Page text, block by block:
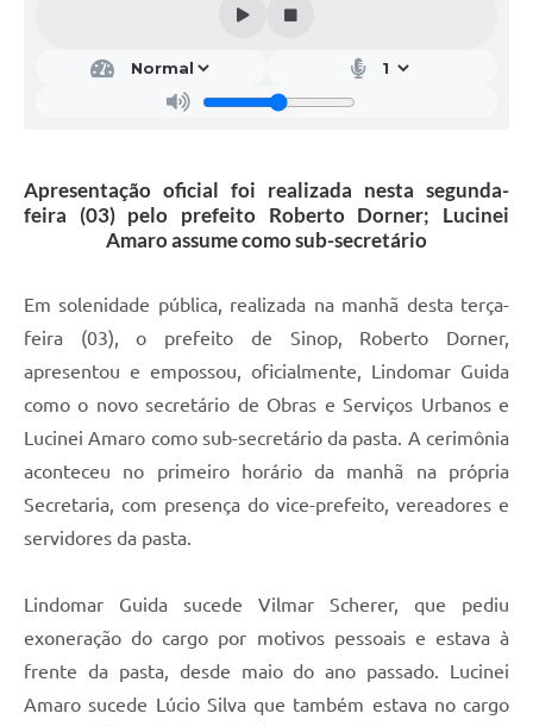
Apresentação oficial foi realizada nesta segunda-
feira (03) pelo prefeito Roberto Dorner; Lucinei
Amaro assume como sub-secretário
Em solenidade pública, realizada na manhã desta terça-
feira (03), o prefeito de Sinop, Roberto Dorner,
apresentou e empossou, oficialmente, Lindomar Guida
como o novo secretário de Obras e Serviços Urbanos e
Lucinei Amaro como sub-secretário da pasta. A cerimônia
aconteceu no primeiro horário da manhã na própria
Secretaria, com presença do vice-prefeito, vereadores e
servidores da pasta.
Lindomar Guida sucede Vilmar Scherer, que pediu
exoneração do cargo por motivos pessoais e estava à
frente da pasta, desde maio do ano passado. Lucinei
Amaro sucede Lúcio Silva que também estava no cargo